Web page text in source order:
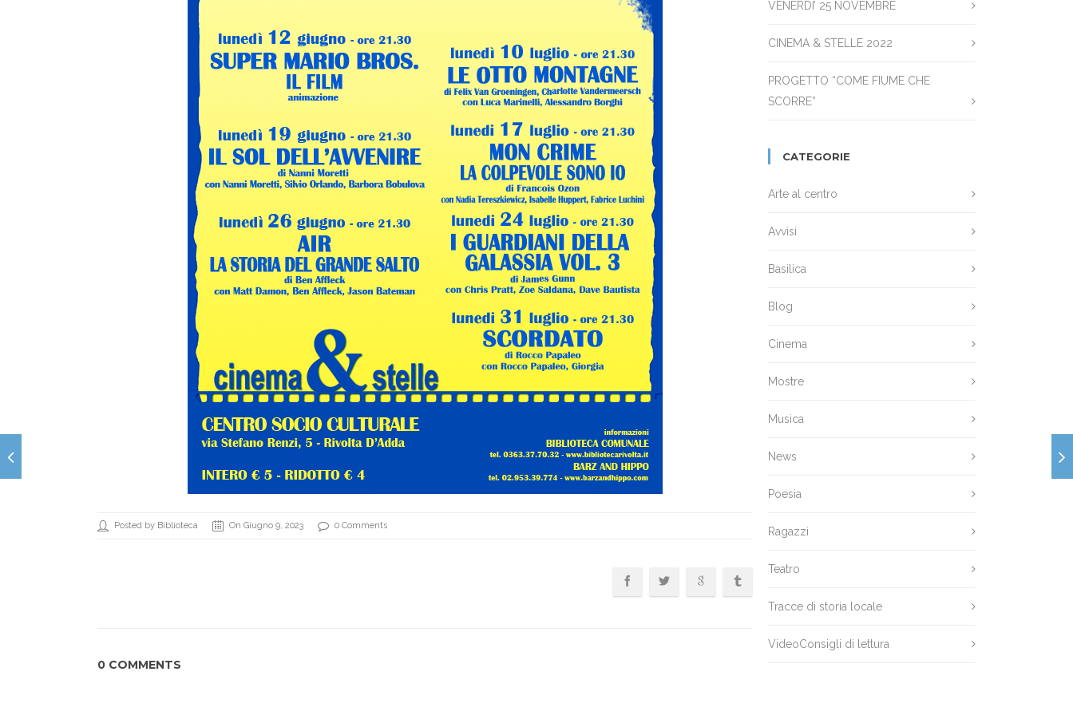
Posted by Biblioteca On Giugno 9, 2023 0 Comments
0 COMMENTS
VENERDI’ 25 NOVEMBRE
CINEMA & STELLE 2022
PROGETTO “COME FIUME CHE
SCORRE”
CATEGORIE
Arte al centro
Avvisi
Basilica
Blog
Cinema
Mostre
Musica
News
Poesia
Ragazzi
Teatro
Tracce di storia locale
VideoConsigli di lettura